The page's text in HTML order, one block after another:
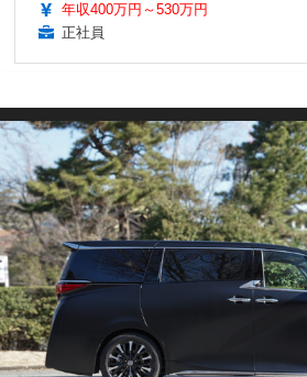
年収400万円～530万円
正社員